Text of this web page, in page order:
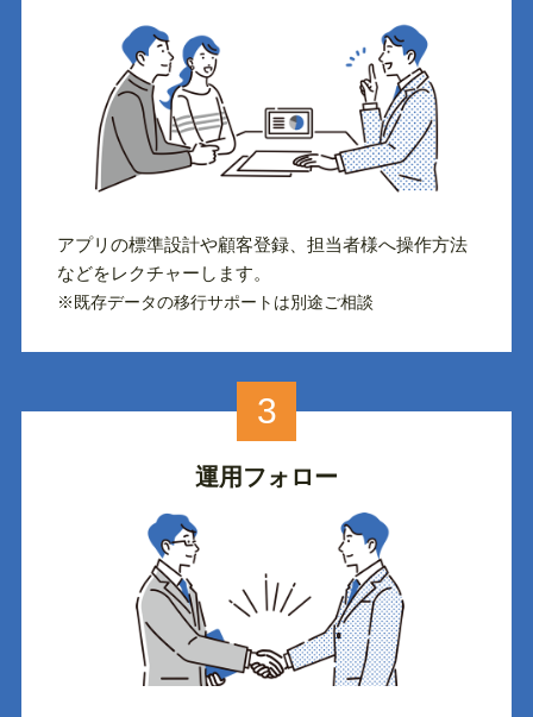
アプリの標準設計や顧客登録、担当者様へ操作方法
などをレクチャーします。
※既存データの移行サポートは別途ご相談
3
運用フォロー